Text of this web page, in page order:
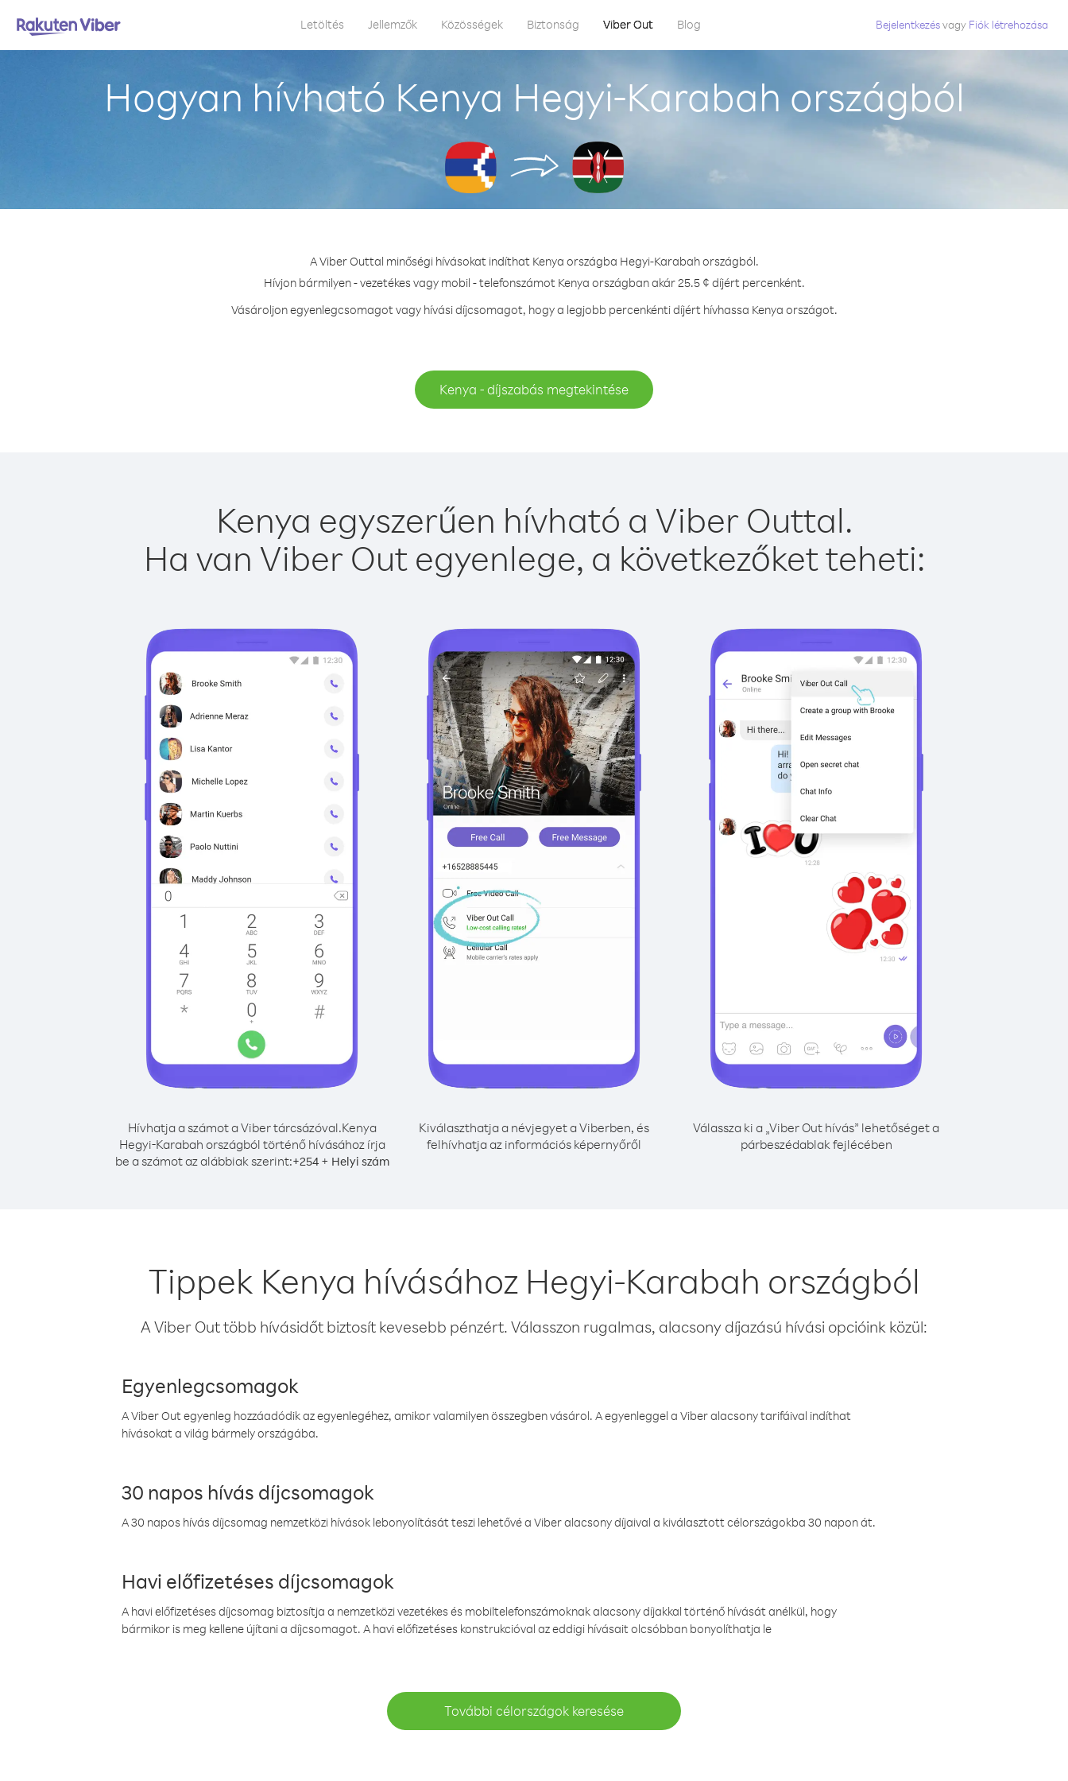
Letöltés Jellemzők Közösségek Biztonság Viber Out Blog Bejelentkezésvagy Fiók létrehozása
Hogyan hívható Kenya Hegyi-Karabah országból
A Viber Outtal minőségi hívásokat indíthat Kenya országba Hegyi-Karabah országból.
Hívjon bármilyen - vezetékes vagy mobil - telefonszámot Kenya országban akár 25.5 ¢ díjért percenként.
Vásároljon egyenlegcsomagot vagy hívási díjcsomagot, hogy a legjobb percenkénti díjért hívhassa Kenya országot.
Kenya - díjszabás megtekintése
Kenya egyszerűen hívható a Viber Outtal.
Ha van Viber Out egyenlege, a következőket teheti:
Hívhatja a számot a Viber tárcsázóval.Kenya
Hegyi-Karabah országból történő hívásához írja
be a számot az alábbiak szerint:+254+ Helyi szám
Kiválaszthatja a névjegyet a Viberben, és
felhívhatja az információs képernyőről
Válassza ki a „Viber Out hívás” lehetőséget a
párbeszédablak fejlécében
Tippek Kenya hívásához Hegyi-Karabah országból
A Viber Out több hívásidőt biztosít kevesebb pénzért. Válasszon rugalmas, alacsony díjazású hívási opcióink közül:
Egyenlegcsomagok
A Viber Out egyenleg hozzáadódik az egyenlegéhez, amikor valamilyen összegben vásárol. A egyenleggel a Viber alacsony tarifáival indíthat
hívásokat a világ bármely országába.
30 napos hívás díjcsomagok
A 30 napos hívás díjcsomag nemzetközi hívások lebonyolítását teszi lehetővé a Viber alacsony díjaival a kiválasztott célországokba 30 napon át.
Havi előfizetéses díjcsomagok
A havi előfizetéses díjcsomag biztosítja a nemzetközi vezetékes és mobiltelefonszámoknak alacsony díjakkal történő hívását anélkül, hogy
bármikor is meg kellene újítani a díjcsomagot. A havi előfizetéses konstrukcióval az eddigi hívásait olcsóbban bonyolíthatja le
További célországok keresése